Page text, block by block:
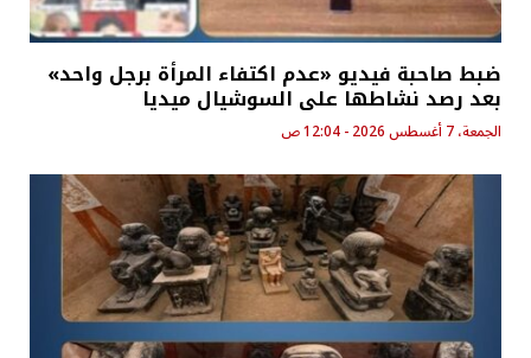
ضبط صاحبة فيديو «عدم اكتفاء المرأة برجل واحد»
بعد رصد نشاطها على السوشيال ميديا
الجمعة، 7 أغسطس 2026 - 12:04 ص